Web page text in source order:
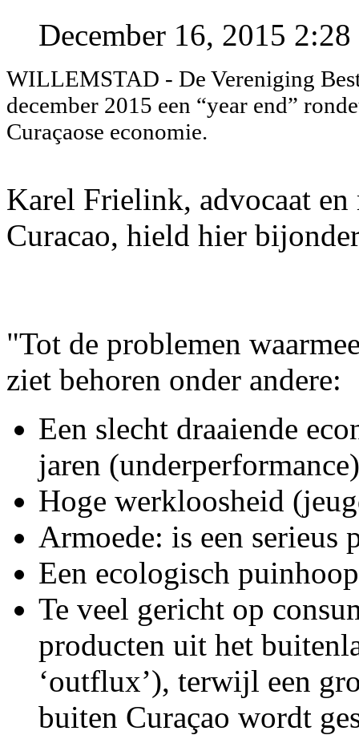
December 16, 2015
WILLEMSTAD - De Vereniging
december 2015 een “year end”
Curaçaose economie.
Karel Frielink, advocaat
Curacao, hield hier
"Tot de problemen
ziet behoren onder andere:
Een slecht draaiende
jaren (underperformance)
Hoge werkloosheid
Armoede: is een serieus
Een ecologisch
Te veel gericht op
producten uit het
‘outflux’), terwijl een
buiten Curaçao wordt